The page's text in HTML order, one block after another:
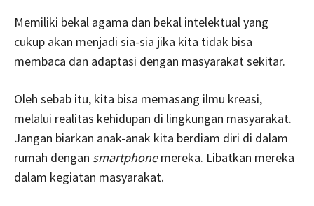
Memiliki bekal agama dan bekal intelektual yang
cukup akan menjadi sia-sia jika kita tidak bisa
membaca dan adaptasi dengan masyarakat sekitar.
Oleh sebab itu, kita bisa memasang ilmu kreasi,
melalui realitas kehidupan di lingkungan masyarakat.
Jangan biarkan anak-anak kita berdiam diri di dalam
rumah dengan smartphonemereka. Libatkan mereka
dalam kegiatan masyarakat.